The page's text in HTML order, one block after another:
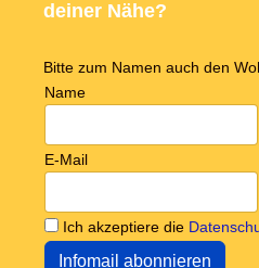
deiner Nähe?
Bitte zum Namen auch den
Name
E-Mail
Ich akzeptiere die